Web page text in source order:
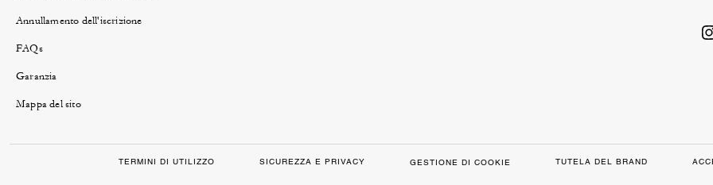
Annullamento dell'iscrizione
FAQs
Garanzia
Mappa del sito
TERMINI DI UTILIZZO SICUREZZA E PRIVACY GESTIONE DI COOKIE TUTELA DEL BRAND